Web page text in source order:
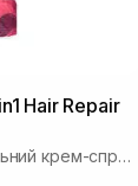
Hair Repair
Багатофункціональний крем-спрей 15 в 1